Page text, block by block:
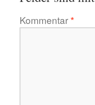
Kommentar*